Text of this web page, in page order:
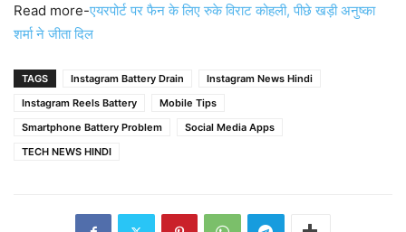
Read more-एयरपोर्ट पर फैन के लिए रुके विराट कोहली, पीछे खड़ी अनुष्का
शर्मा ने जीता दिल
TAGS Instagram Battery Drain
Instagram News Hindi
Instagram Reels Battery
Mobile Tips
Smartphone Battery Problem
Social Media Apps
TECH NEWS HINDI